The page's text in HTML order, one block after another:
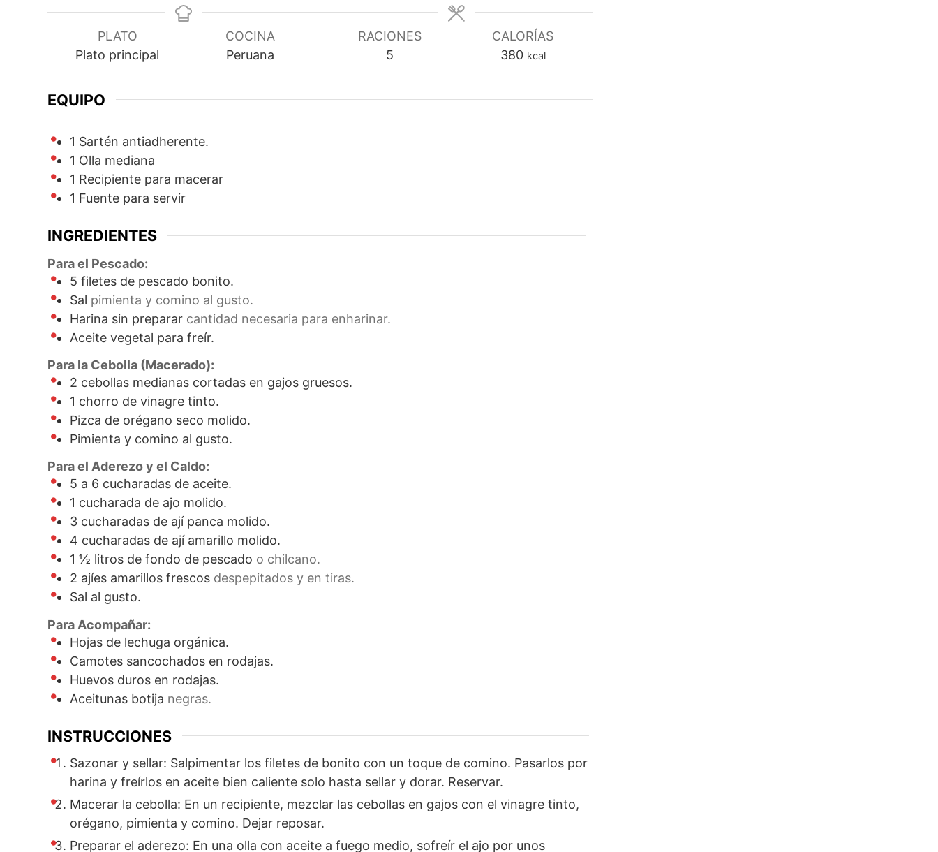
PLATO
Plato principal
COCINA
Peruana
RACIONES
5
CALORÍAS
380 kcal
EQUIPO
1 Sartén antiadherente.
1 Olla mediana
1 Recipiente para macerar
1 Fuente para servir
INGREDIENTES
Para el Pescado:
5 filetes de pescado bonito.
Sal pimienta y comino al gusto.
Harina sin preparar cantidad necesaria para enharinar.
Aceite vegetal para freír.
Para la Cebolla (Macerado):
2 cebollas medianas cortadas en gajos gruesos.
1 chorro de vinagre tinto.
Pizca de orégano seco molido.
Pimienta y comino al gusto.
Para el Aderezo y el Caldo:
5 a 6 cucharadas de aceite.
1 cucharada de ajo molido.
3 cucharadas de ají panca molido.
4 cucharadas de ají amarillo molido.
1 ½ litros de fondo de pescado o chilcano.
2 ajíes amarillos frescos despepitados y en tiras.
Sal al gusto.
Para Acompañar:
Hojas de lechuga orgánica.
Camotes sancochados en rodajas.
Huevos duros en rodajas.
Aceitunas botija negras.
INSTRUCCIONES
Sazonar y sellar: Salpimentar los filetes de bonito con un toque de comino. Pasarlos por
harina y freírlos en aceite bien caliente solo hasta sellar y dorar. Reservar.
Macerar la cebolla: En un recipiente, mezclar las cebollas en gajos con el vinagre tinto,
orégano, pimienta y comino. Dejar reposar.
Preparar el aderezo: En una olla con aceite a fuego medio, sofreír el ajo por unos